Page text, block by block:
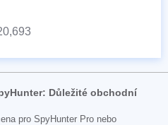
Důležité obchodní
pro SpyHunter Pro nebo